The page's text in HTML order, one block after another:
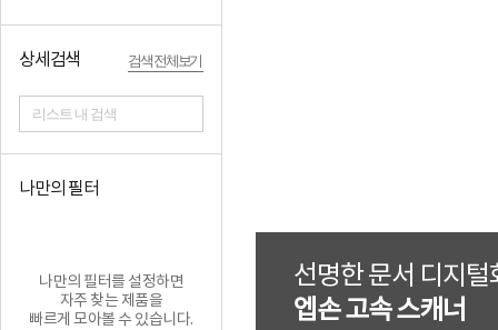
상세검색 검색 전체보기
리스트 내 검색
나만의 필터
나만의 필터를 설정하면
자주 찾는 제품을
빠르게 모아볼 수 있습니다.
선명한 문서 디지털
엡손 고속 스캐너